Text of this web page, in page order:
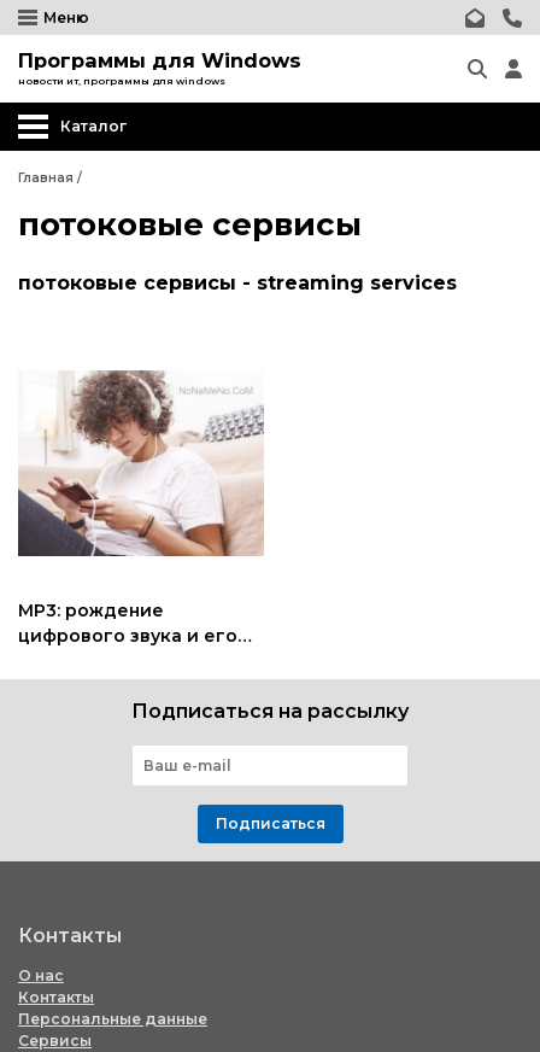
Меню
Программы для Windows
новости ит, программы для windows
Каталог
Главная /
потоковые сервисы
потоковые сервисы - streaming services
MP3: рождение
цифрового звука и его
Подписаться на рассылку
Подписаться
Контакты
О нас
Контакты
Персональные данные
Сервисы